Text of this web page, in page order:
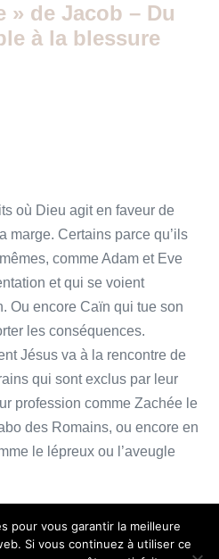
» de Jacob – Du
à la blessure
où Dieu agit en faveur de
marge. Certains parce qu’ils
comme Adam et Eve
et qui se voient
Ou encore Caïn qui tue son
les conséquences.
Jésus va à la rencontre de
qui sont exclus par leur
profession comme Zachée le
des Romains, ou encore en
le lépreux ou l’aveugle
pour vous garantir la meilleure
Si vous continuez à utiliser ce